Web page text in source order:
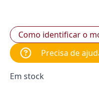
Como identificar o
Precisa de
Em stock